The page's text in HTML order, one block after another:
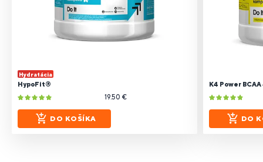
Hydratácia
HypoFit®
19.50 €
DO KOŠÍKA
K4 Power
DO